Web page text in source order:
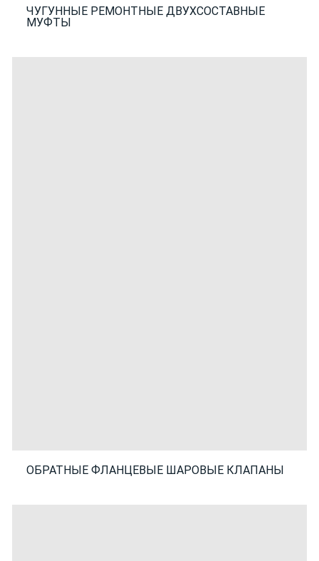
ЧУГУННЫЕ РЕМОНТНЫЕ ДВУХСОСТАВНЫЕ
МУФТЫ
ОБРАТНЫЕ ФЛАНЦЕВЫЕ ШАРОВЫЕ КЛАПАНЫ